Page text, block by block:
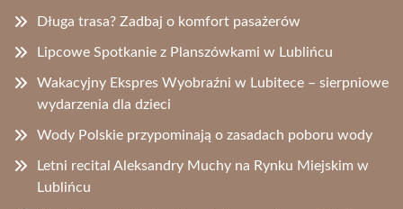
Długa trasa? Zadbaj o komfort pasażerów
Lipcowe Spotkanie z Planszówkami w Lublińcu
Wakacyjny Ekspres Wyobraźni w Lubitece – sierpniowe
wydarzenia dla dzieci
Wody Polskie przypominają o zasadach poboru wody
Letni recital Aleksandry Muchy na Rynku Miejskim w
Lublińcu